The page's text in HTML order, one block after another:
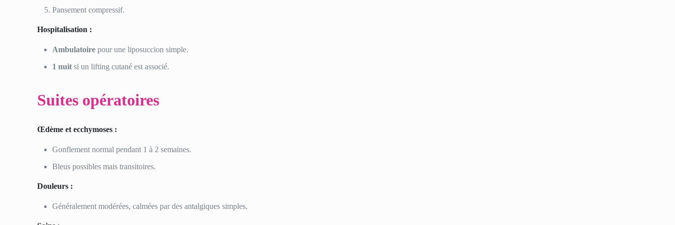
Pansement compressif.
Hospitalisation :
Ambulatoire pour une liposuccion simple.
1 nuit si un lifting cutané est associé.
Suites opératoires
Œdème et ecchymoses :
Gonflement normal pendant 1 à 2 semaines.
Bleus possibles mais transitoires.
Douleurs :
Généralement modérées, calmées par des antalgiques simples.